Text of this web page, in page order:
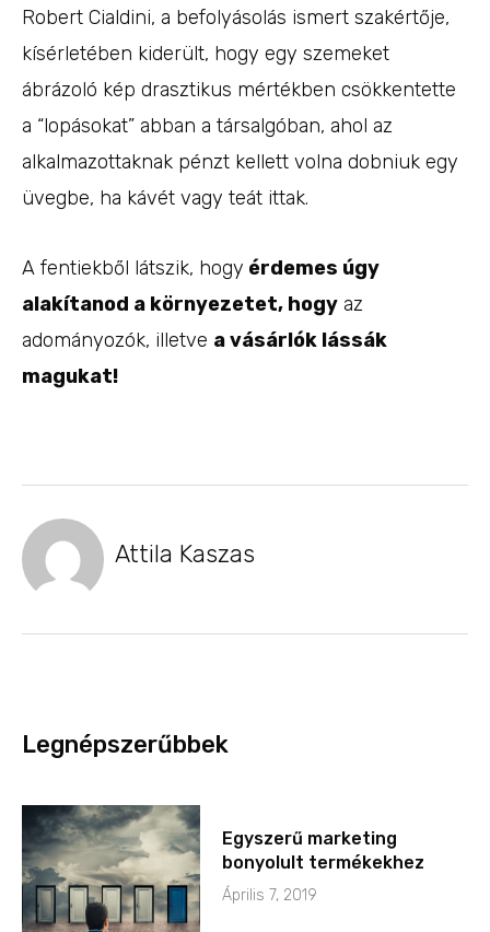
Robert Cialdini, a befolyásolás ismert szakértője,
kísérletében kiderült, hogy egy szemeket
ábrázoló kép drasztikus mértékben csökkentette
a “lopásokat” abban a társalgóban, ahol az
alkalmazottaknak pénzt kellett volna dobniuk egy
üvegbe, ha kávét vagy teát ittak.
A fentiekből látszik, hogy érdemes úgy
alakítanod a környezetet, hogy az
adományozók, illetve a vásárlók lássák
magukat!
Attila Kaszas
Legnépszerűbbek
Egyszerű marketing
bonyolult termékekhez
Április 7, 2019